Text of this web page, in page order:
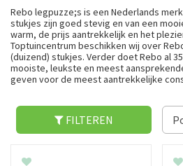
Rebo legpuzze;s is een Nederlands
stukjes zijn goed stevig en van een
warm, de prijs aantrekkelijk en het
Toptuincentrum beschikken wij over
(duizend) stukjes. Verder doet Rebo al
mooiste, leukste en meest
geven voor de meest aantrekkelijke
FILTEREN